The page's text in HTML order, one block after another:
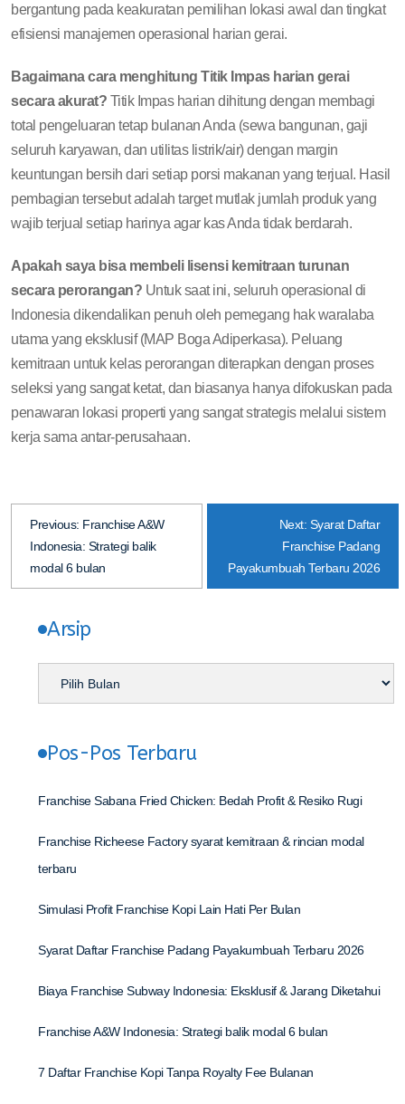
bergantung pada keakuratan pemilihan lokasi awal dan tingkat
efisiensi manajemen operasional harian gerai.
Bagaimana cara menghitung Titik Impas harian gerai
secara akurat? Titik Impas harian dihitung dengan membagi
total pengeluaran tetap bulanan Anda (sewa bangunan, gaji
seluruh karyawan, dan utilitas listrik/air) dengan margin
keuntungan bersih dari setiap porsi makanan yang terjual. Hasil
pembagian tersebut adalah target mutlak jumlah produk yang
wajib terjual setiap harinya agar kas Anda tidak berdarah.
Apakah saya bisa membeli lisensi kemitraan turunan
secara perorangan? Untuk saat ini, seluruh operasional di
Indonesia dikendalikan penuh oleh pemegang hak waralaba
utama yang eksklusif (MAP Boga Adiperkasa). Peluang
kemitraan untuk kelas perorangan diterapkan dengan proses
seleksi yang sangat ketat, dan biasanya hanya difokuskan pada
penawaran lokasi properti yang sangat strategis melalui sistem
kerja sama antar-perusahaan.
Previous: Franchise A&W
Indonesia: Strategi balik
modal 6 bulan
Next: Syarat Daftar
Franchise Padang
Payakumbuah Terbaru 2026
Arsip
Pos-Pos Terbaru
Franchise Sabana Fried Chicken: Bedah Profit & Resiko Rugi
Franchise Richeese Factory syarat kemitraan & rincian modal
terbaru
Simulasi Profit Franchise Kopi Lain Hati Per Bulan
Syarat Daftar Franchise Padang Payakumbuah Terbaru 2026
Biaya Franchise Subway Indonesia: Eksklusif & Jarang Diketahui
Franchise A&W Indonesia: Strategi balik modal 6 bulan
7 Daftar Franchise Kopi Tanpa Royalty Fee Bulanan